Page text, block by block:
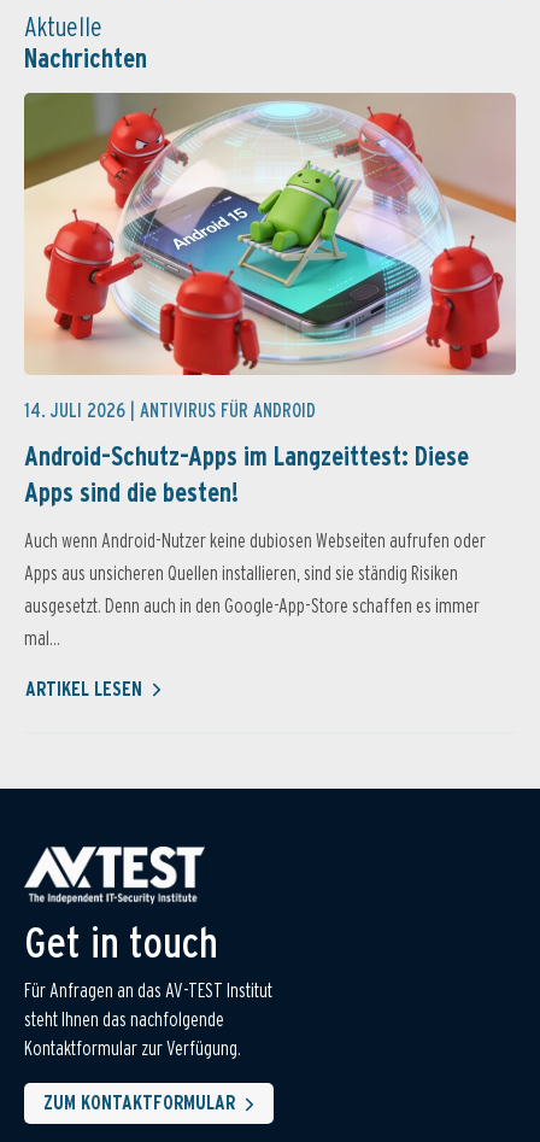
Aktuelle
Nachrichten
14. JULI 2026 | ANTIVIRUS FÜR ANDROID
Android-Schutz-Apps im Langzeittest: Diese
Apps sind die besten!
Auch wenn Android-Nutzer keine dubiosen Webseiten aufrufen oder
Apps aus unsicheren Quellen installieren, sind sie ständig Risiken
ausgesetzt. Denn auch in den Google-App-Store schaffen es immer
mal...
ARTIKEL LESEN
Get in touch
Für Anfragen an das AV-TEST Institut
steht Ihnen das nachfolgende
Kontaktformular zur Verfügung.
ZUM KONTAKTFORMULAR